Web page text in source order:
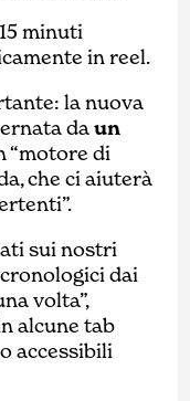
minuti
in reel.
la nuova
daun
“motore di
che ci aiuterà
sui nostri
dai
volta”,
alcune tab
accessibili